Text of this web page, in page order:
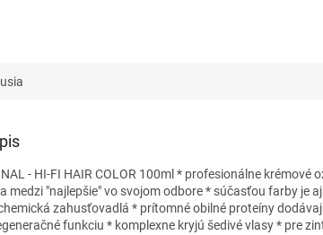
- HI-FI HAIR COLOR 100ml * profesionálne krémové
medzi "najlepšie" vo svojom odbore * súčasťou farby je
zahusťovadlá * prítomné obilné proteíny
funkciu * komplexne kryjú šedivé vlasy * pre